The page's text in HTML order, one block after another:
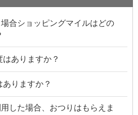
合ショッピングマイルはどの
ありますか？
りますか？
した場合、おつりはもらえま